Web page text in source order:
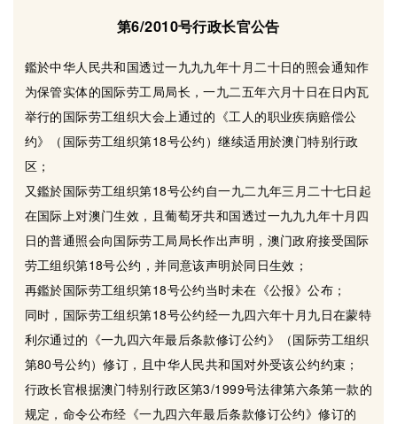
第6/2010号行政长官公告
鑑於中华人民共和国透过一九九九年十月二十日的照会通知作
为保管实体的国际劳工局局长，一九二五年六月十日在日内瓦
举行的国际劳工组织大会上通过的《工人的职业疾病赔偿公
约》（国际劳工组织第18号公约）继续适用於澳门特别行政
区；
又鑑於国际劳工组织第18号公约自一九二九年三月二十七日起
在国际上对澳门生效，且葡萄牙共和国透过一九九九年十月四
日的普通照会向国际劳工局局长作出声明，澳门政府接受国际
劳工组织第18号公约，并同意该声明於同日生效；
再鑑於国际劳工组织第18号公约当时未在《公报》公布；
同时，国际劳工组织第18号公约经一九四六年十月九日在蒙特
利尔通过的《一九四六年最后条款修订公约》（国际劳工组织
第80号公约）修订，且中华人民共和国对外受该公约约束；
行政长官根据澳门特别行政区第3/1999号法律第六条第一款的
规定，命令公布经《一九四六年最后条款修订公约》修订的